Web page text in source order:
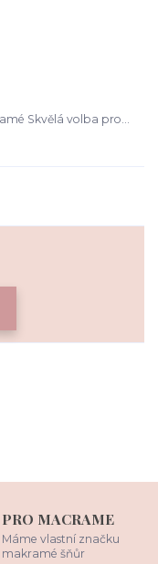
Skvělá volba pro...
PRO MACRAME
Máme vlastní značku
makramé šňůr